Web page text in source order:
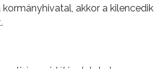
akkor a kilencedik
és a vidéki adatokat.